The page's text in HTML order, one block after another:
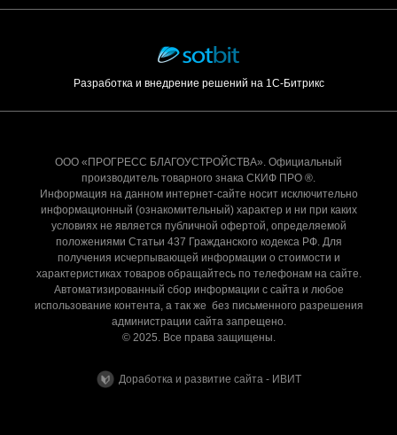
Разработка и внедрение решений на 1С-Битрикс
ООО «ПРОГРЕСС БЛАГОУСТРОЙСТВА». Официальный
производитель товарного знака СКИФ ПРО ®.
Информация на данном интернет-сайте носит исключительно
информационный (ознакомительный) характер и ни при каких
условиях не является публичной офертой, определяемой
положениями Статьи 437 Гражданского кодекса РФ. Для
получения исчерпывающей информации о стоимости и
характеристиках товаров обращайтесь по телефонам на сайте.
Автоматизированный сбор информации с сайта и любое
использование контента, а так же без письменного разрешения
администрации сайта запрещено.
© 2025. Все права защищены.
Доработка и развитие сайта - ИВИТ